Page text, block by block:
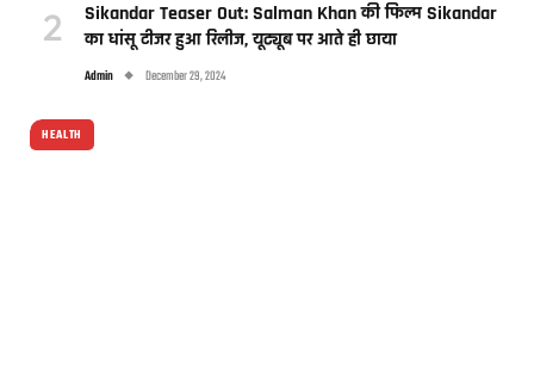
Sikandar Teaser Out: Salman Khan की फिल्म Sikandar
का धांसू टीजर हुआ रिलीज, यूट्यूब पर आते ही छाया
Admin December 29, 2024
HEALTH